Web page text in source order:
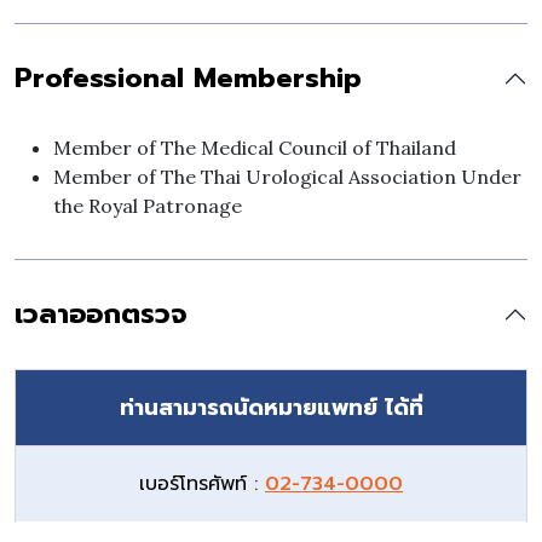
Professional Membership
Member of The Medical Council of Thailand
Member of The Thai Urological Association Under
the Royal Patronage
เวลาออกตรวจ
ท่านสามารถนัดหมายแพทย์ ได้ที่
เบอร์โทรศัพท์ : 02-734-0000